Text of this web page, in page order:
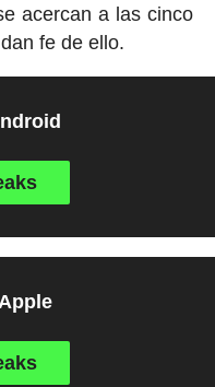
acercan a las cinco
fe de ello.